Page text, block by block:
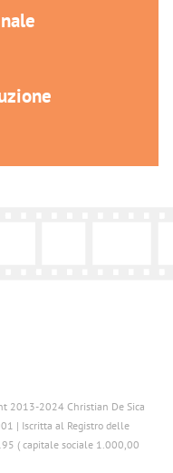
2013-2024 Christian De Sica
| Iscritta al Registro delle
( capitale sociale 1.000,00